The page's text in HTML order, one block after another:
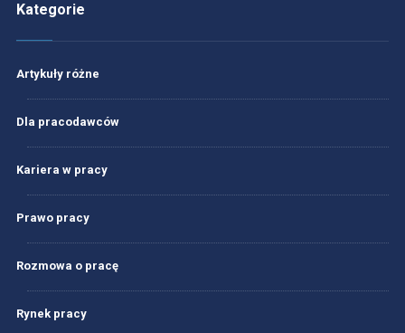
Kategorie
Artykuły różne
Dla pracodawców
Kariera w pracy
Prawo pracy
Rozmowa o pracę
Rynek pracy